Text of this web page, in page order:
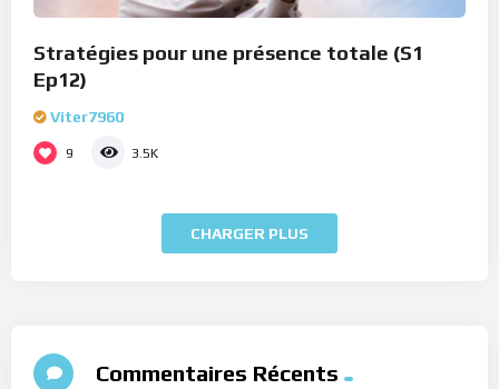
Stratégies pour une présence totale (S1
Ep12)
Viter7960
9 3.5K
CHARGER PLUS
Commentaires Récents